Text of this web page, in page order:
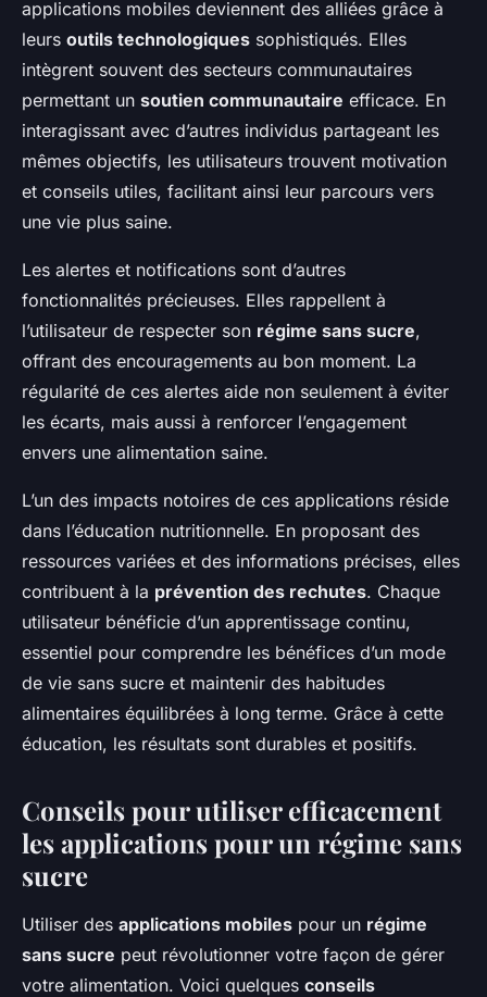
applications mobiles deviennent des alliées grâce à
leurs outils technologiques sophistiqués. Elles
intègrent souvent des secteurs communautaires
permettant un soutien communautaire efficace. En
interagissant avec d’autres individus partageant les
mêmes objectifs, les utilisateurs trouvent motivation
et conseils utiles, facilitant ainsi leur parcours vers
une vie plus saine.
Les alertes et notifications sont d’autres
fonctionnalités précieuses. Elles rappellent à
l’utilisateur de respecter son régime sans sucre,
offrant des encouragements au bon moment. La
régularité de ces alertes aide non seulement à éviter
les écarts, mais aussi à renforcer l’engagement
envers une alimentation saine.
L’un des impacts notoires de ces applications réside
dans l’éducation nutritionnelle. En proposant des
ressources variées et des informations précises, elles
contribuent à la prévention des rechutes. Chaque
utilisateur bénéficie d’un apprentissage continu,
essentiel pour comprendre les bénéfices d’un mode
de vie sans sucre et maintenir des habitudes
alimentaires équilibrées à long terme. Grâce à cette
éducation, les résultats sont durables et positifs.
Conseils pour utiliser efficacement
les applications pour un régime sans
sucre
Utiliser des applications mobiles pour un régime
sans sucre peut révolutionner votre façon de gérer
votre alimentation. Voici quelques conseils